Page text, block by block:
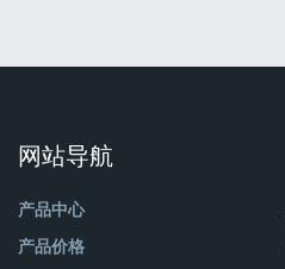
网站导航
产品中心
产品价格